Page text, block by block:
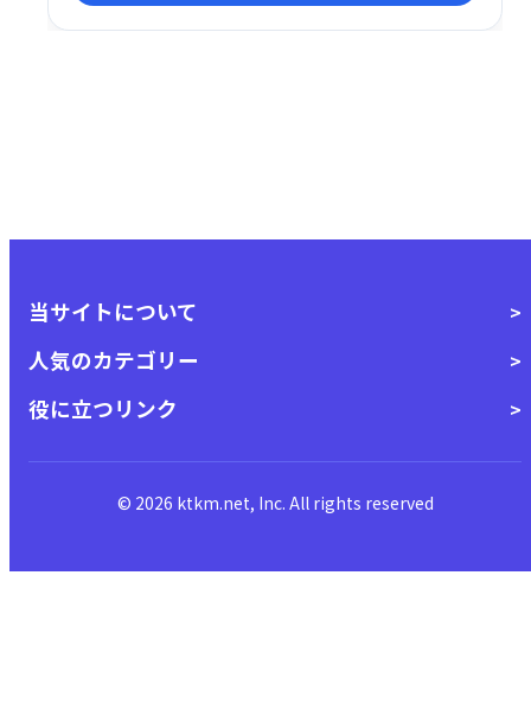
当サイトについて
人気のカテゴリー
役に立つリンク
© 2026 ktkm.net, Inc. All rights reserved